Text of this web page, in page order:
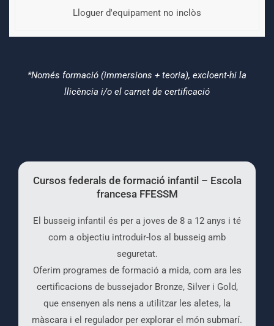
Lloguer d'equipament no inclòs
*Només formació (immersions + teoria), excloent-hi la
llicència i/o el carnet de certificació
Cursos federals de formació infantil – Escola
francesa FFESSM
El busseig infantil és per a joves de 8 a 12 anys i té
com a objectiu introduir-los al busseig amb
seguretat.
Oferim programes de formació a mida, com ara les
certificacions de bussejador Bronze, Silver i Gold,
que ensenyen als nens a utilitzar les aletes, la
màscara i el regulador per explorar el món submarí.